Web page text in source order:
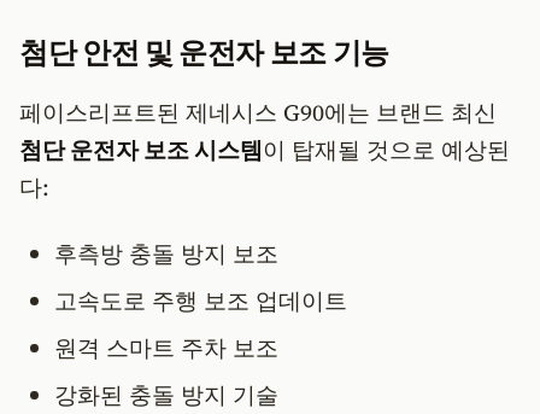
첨단 안전 및 운전자 보조 기능
페이스리프트된 제네시스 G90에는 브랜드 최신
첨단 운전자 보조 시스템이 탑재될 것으로 예상된
다:
후측방 충돌 방지 보조
고속도로 주행 보조 업데이트
원격 스마트 주차 보조
강화된 충돌 방지 기술